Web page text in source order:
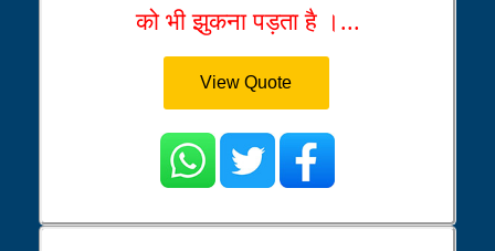
को भी झुकना पड़ता है ।...
View Quote